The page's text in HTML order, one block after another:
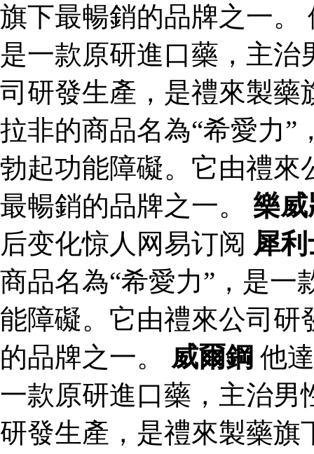
旗下最暢銷的品牌之一。
是一款原研進口藥，主
司研發生產，是禮來製藥
拉非的商品名為“希愛力”
勃起功能障礙。它由禮來
最暢銷的品牌之一。 樂威
后变化惊人网易订阅 犀
商品名為“希愛力”，是一
能障礙。它由禮來公司研
的品牌之一。 威爾鋼 他
一款原研進口藥，主治男
研發生產，是禮來製藥旗